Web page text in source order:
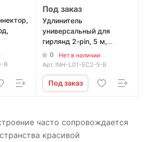
B
Под заказ
Удлинитель
универсальный для
гирлянд 2-pin, 5 м,
чёрный провод
0
Нет в наличии
Арт. INH-L01-EC2-5-B
Под заказ
часто сопровождается
красивой